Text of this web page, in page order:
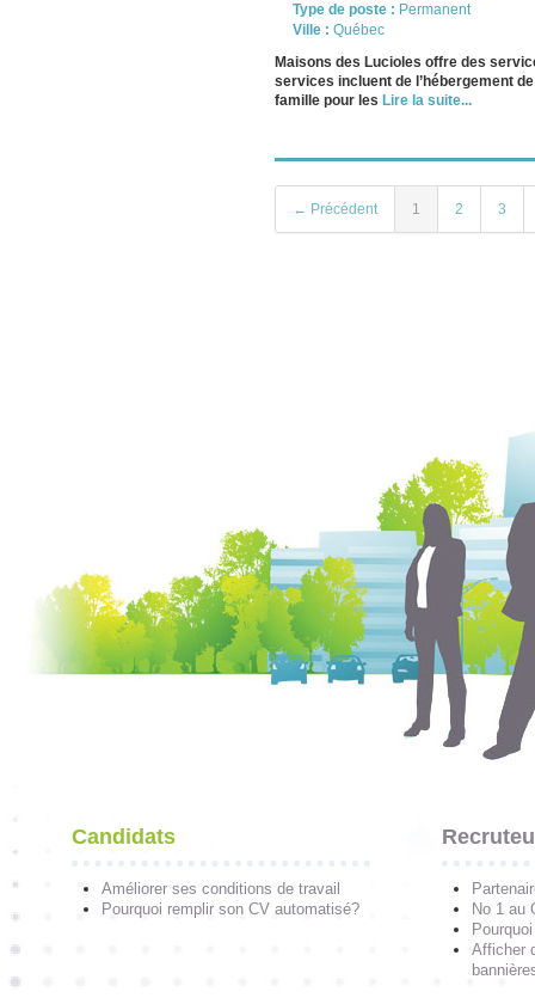
Type de poste : Permanent
Ville : Québec
Maisons des Lucioles offre des
services incluent de l’hébergement
famille pour les Lire la suite...
← Précédent 1 2 3
Candidats
Améliorer ses conditions de travail
Pourquoi remplir son CV automatisé?
No 1 au
Afficher